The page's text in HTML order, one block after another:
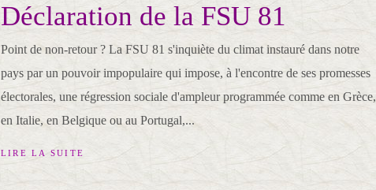
Déclaration de la FSU 81
Point de non-retour ? La FSU 81 s'inquiète du climat instauré dans notre
pays par un pouvoir impopulaire qui impose, à l'encontre de ses promesses
électorales, une régression sociale d'ampleur programmée comme en Grèce,
en Italie, en Belgique ou au Portugal,...
LIRE LA SUITE